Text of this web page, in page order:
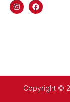
Copyright ©